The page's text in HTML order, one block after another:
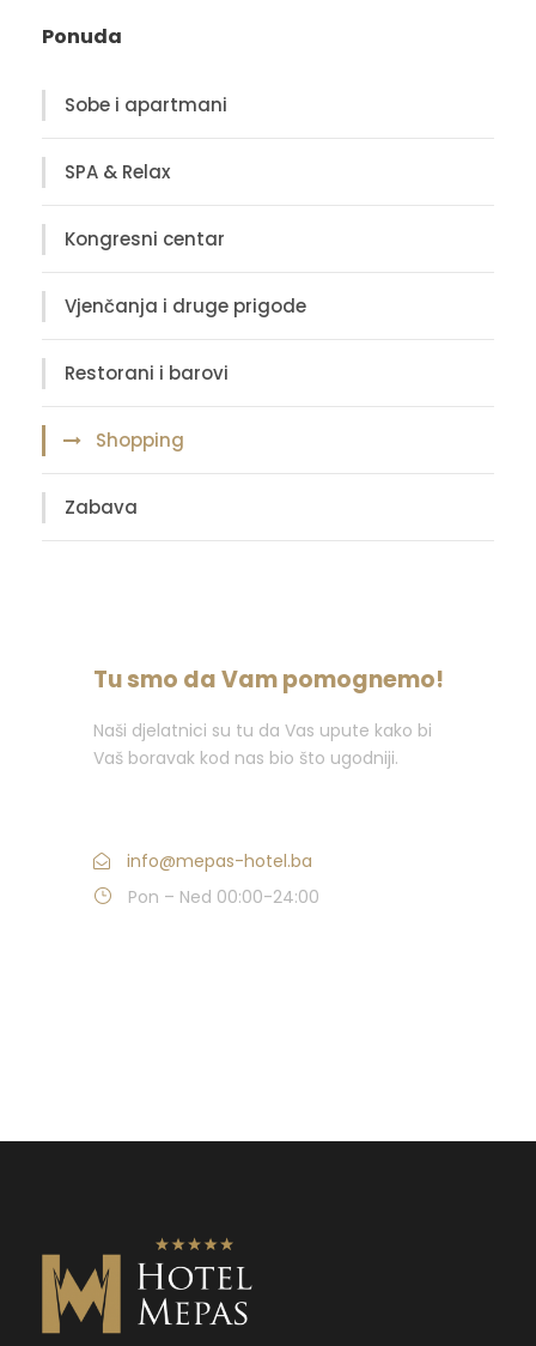
Ponuda
Sobe i apartmani
SPA & Relax
Kongresni centar
Vjenčanja i druge prigode
Restorani i barovi
Shopping
Zabava
Tu smo da Vam pomognemo!
Naši djelatnici su tu da Vas upute kako bi
Vaš boravak kod nas bio što ugodniji.
info@mepas-hotel.ba
Pon – Ned 00:00-24:00